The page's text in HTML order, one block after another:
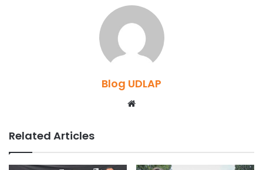
Blog UDLAP
Related Articles